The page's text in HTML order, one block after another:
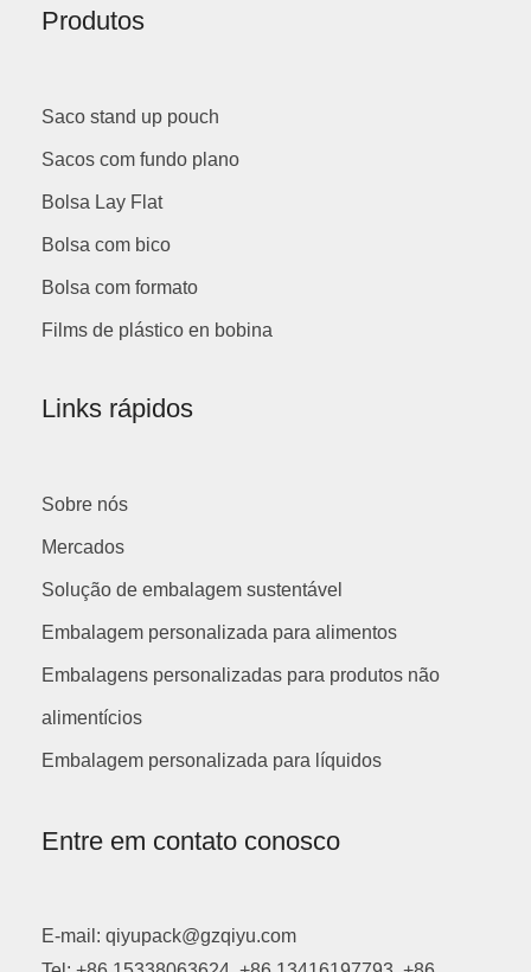
Produtos
Saco stand up pouch
Sacos com fundo plano
Bolsa Lay Flat
Bolsa com bico
Bolsa com formato
Films de plástico en bobina
Links rápidos
Sobre nós
Mercados
Solução de embalagem sustentável
Embalagem personalizada para alimentos
Embalagens personalizadas para produtos não
alimentícios
Embalagem personalizada para líquidos
Entre em contato conosco
E-mail: qiyupack@gzqiyu.com